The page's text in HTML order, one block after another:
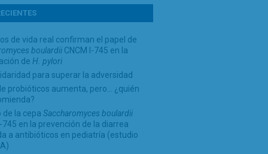
de vida real confirman el papel de
boulardii CNCM I-745 en la
de H. pylori
para superar la adversidad
probióticos aumenta, pero… ¿quién
de la cepa Saccharomyces boulardii
745 en la prevención de la diarrea
a antibióticos en pediatría (estudio